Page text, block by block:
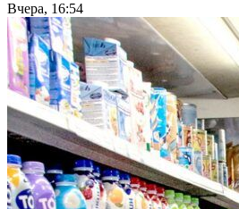
Вчера, 16:54